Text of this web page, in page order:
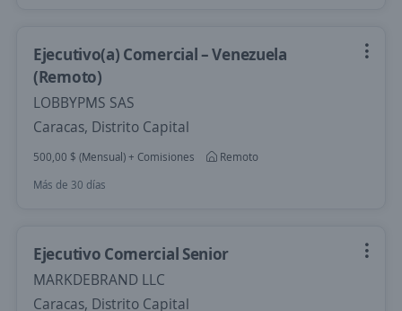
Ejecutivo(a) Comercial – Venezuela
(Remoto)
LOBBYPMS SAS
Caracas, Distrito Capital
500,00 $ (Mensual) + Comisiones
Remoto
Más de 30 días
Ejecutivo Comercial Senior
MARKDEBRAND LLC
Caracas, Distrito Capital